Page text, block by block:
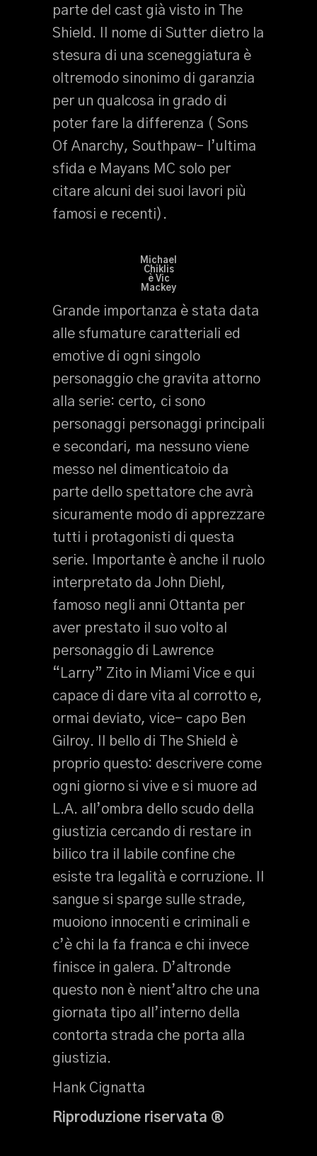
parte del cast già visto in The
Shield. Il nome di Sutter dietro la
stesura di una sceneggiatura è
oltremodo sinonimo di garanzia
per un qualcosa in grado di
poter fare la differenza ( Sons
Of Anarchy, Southpaw- l’ultima
sfida e Mayans MC solo per
citare alcuni dei suoi lavori più
famosi e recenti).
Michael
Chiklis
è Vic
Mackey
Grande importanza è stata data
alle sfumature caratteriali ed
emotive di ogni singolo
personaggio che gravita attorno
alla serie: certo, ci sono
personaggi personaggi principali
e secondari, ma nessuno viene
messo nel dimenticatoio da
parte dello spettatore che avrà
sicuramente modo di apprezzare
tutti i protagonisti di questa
serie. Importante è anche il ruolo
interpretato da John Diehl,
famoso negli anni Ottanta per
aver prestato il suo volto al
personaggio di Lawrence
“Larry” Zito in Miami Vice e qui
capace di dare vita al corrotto e,
ormai deviato, vice- capo Ben
Gilroy. Il bello di The Shield è
proprio questo: descrivere come
ogni giorno si vive e si muore ad
L.A. all’ombra dello scudo della
giustizia cercando di restare in
bilico tra il labile confine che
esiste tra legalità e corruzione. Il
sangue si sparge sulle strade,
muoiono innocenti e criminali e
c’è chi la fa franca e chi invece
finisce in galera. D’altronde
questo non è nient’altro che una
giornata tipo all’interno della
contorta strada che porta alla
giustizia.
Hank Cignatta
Riproduzione riservata ®